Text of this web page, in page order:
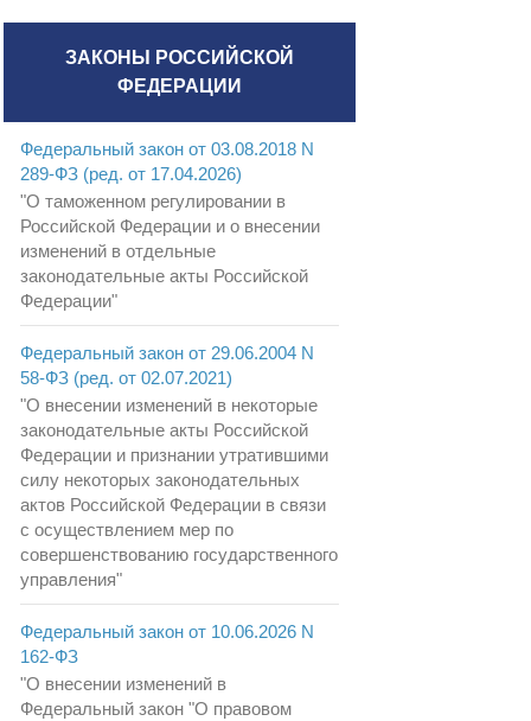
ЗАКОНЫ РОССИЙСКОЙ
ФЕДЕРАЦИИ
Федеральный закон от 03.08.2018 N
289-ФЗ (ред. от 17.04.2026)
"О таможенном регулировании в
Российской Федерации и о внесении
изменений в отдельные
законодательные акты Российской
Федерации"
Федеральный закон от 29.06.2004 N
58-ФЗ (ред. от 02.07.2021)
"О внесении изменений в некоторые
законодательные акты Российской
Федерации и признании утратившими
силу некоторых законодательных
актов Российской Федерации в связи
с осуществлением мер по
совершенствованию государственного
управления"
Федеральный закон от 10.06.2026 N
162-ФЗ
"О внесении изменений в
Федеральный закон "О правовом